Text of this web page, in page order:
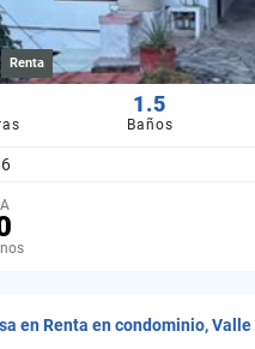
Renta
1.5
Baños
en Renta en condominio, Valle